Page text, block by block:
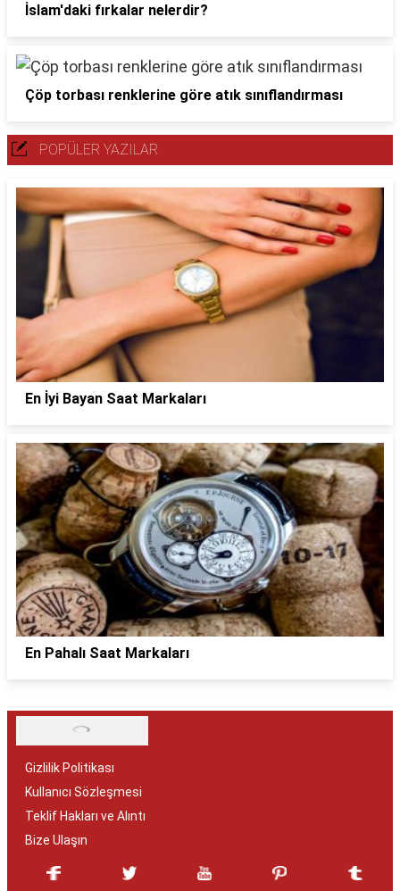
İslam'daki fırkalar nelerdir?
Çöp torbası renklerine göre atık sınıflandırması
POPÜLER YAZILAR
En İyi Bayan Saat Markaları
En Pahalı Saat Markaları
Gizlilik Politikası
Kullanıcı Sözleşmesi
Teklif Hakları ve Alıntı
Bize Ulaşın